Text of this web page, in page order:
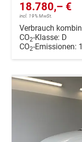
18.780,– €
incl. 19% MwSt.
Verbrauch
CO2-Klasse: D
CO2-Emissionen: